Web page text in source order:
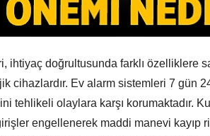
ihtiyaç doğrultusunda farklı özelliklere
cihazlardır. Ev alarm sistemleri 7 gün
tehlikeli olaylara karşı korumaktadır.
engellenerek maddi manevi kayıp